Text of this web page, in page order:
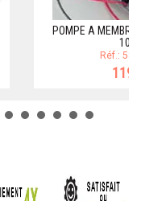
POMPE A
10L/
Réf.: